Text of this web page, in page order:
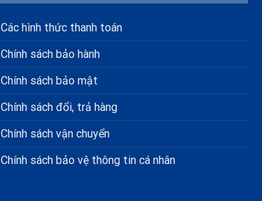
Các hình thức thanh toán
Chính sách bảo hành
Chính sách bảo mật
Chính sách đổi, trả hàng
Chính sách vận chuyển
Chính sách bảo vệ thông tin cá nhân